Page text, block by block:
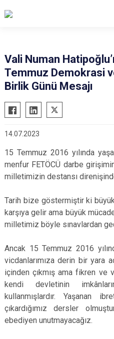
Vali Numan
Temmuz Demokrasi
Birlik Günü Mesajı
14.07.2023
15 Temmuz 2016 yılında
menfur FETÖCÜ darbe
milletimizin destansı
Tarih bize göstermiştir ki
karşıya gelir ama büyük
milletimiz böyle sınavlardan
Ancak 15 Temmuz 2016
vicdanlarımıza derin bir yara
içinden çıkmış ama fikren ve
kendi devletinin
kullanmışlardır. Yaşanan
çıkardığımız dersler
ebediyen unutmayacağız.